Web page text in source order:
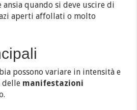
quando si deve uscire di
aperti affollati o molto
possono variare in intensità e
delle manifestazioni